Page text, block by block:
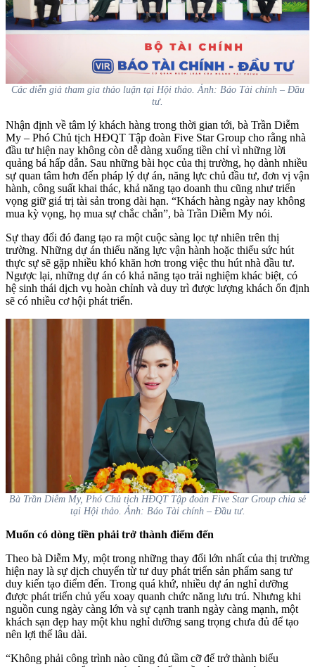
Các diễn giả tham gia thảo luận tại Hội thảo. Ảnh: Báo Tài chính – Đầu
tư.
Nhận định về tâm lý khách hàng trong thời gian tới, bà Trần Diễm
My – Phó Chủ tịch HĐQT Tập đoàn Five Star Group cho rằng nhà
đầu tư hiện nay không còn dễ dàng xuống tiền chỉ vì những lời
quảng bá hấp dẫn. Sau những bài học của thị trường, họ dành nhiều
sự quan tâm hơn đến pháp lý dự án, năng lực chủ đầu tư, đơn vị vận
hành, công suất khai thác, khả năng tạo doanh thu cũng như triển
vọng giữ giá trị tài sản trong dài hạn. “Khách hàng ngày nay không
mua kỳ vọng, họ mua sự chắc chắn”, bà Trần Diễm My nói.
Sự thay đổi đó đang tạo ra một cuộc sàng lọc tự nhiên trên thị
trường. Những dự án thiếu năng lực vận hành hoặc thiếu sức hút
thực sự sẽ gặp nhiều khó khăn hơn trong việc thu hút nhà đầu tư.
Ngược lại, những dự án có khả năng tạo trải nghiệm khác biệt, có
hệ sinh thái dịch vụ hoàn chỉnh và duy trì được lượng khách ổn định
sẽ có nhiều cơ hội phát triển.
Bà Trần Diễm My, Phó Chủ tịch HĐQT Tập đoàn Five Star Group chia sẻ
tại Hội thảo. Ảnh: Báo Tài chính – Đầu tư.
Muốn có dòng tiền phải trở thành điểm đến
Theo bà Diễm My, một trong những thay đổi lớn nhất của thị trường
hiện nay là sự dịch chuyển từ tư duy phát triển sản phẩm sang tư
duy kiến tạo điểm đến. Trong quá khứ, nhiều dự án nghỉ dưỡng
được phát triển chủ yếu xoay quanh chức năng lưu trú. Nhưng khi
nguồn cung ngày càng lớn và sự cạnh tranh ngày càng mạnh, một
khách sạn đẹp hay một khu nghỉ dưỡng sang trọng chưa đủ để tạo
nên lợi thế lâu dài.
“Không phải công trình nào cũng đủ tầm cỡ để trở thành biểu